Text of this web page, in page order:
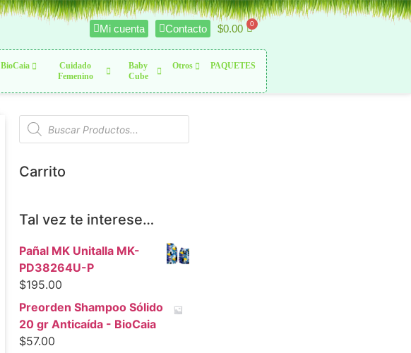
Mi cuenta Contacto $0.00
BioCaia
Cuidado
Femenino
Baby
Cube
Otros PAQUETES
Carrito
Tal vez te interese…
Pañal MK Unitalla MK-
PD38264U-P
$195.00
Preorden Shampoo Sólido
20 gr Anticaída - BioCaia
$57.00